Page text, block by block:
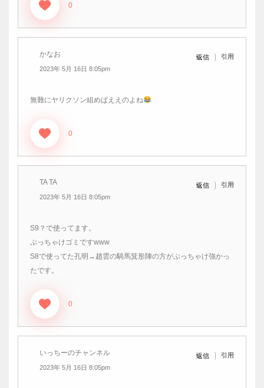
0
かなお
2023年 5月 16日 8:05pm
返信 引用
無難にヤリクソン組めばええのよね
0
TA TA
2023年 5月 16日 8:05pm
返信 引用
S9？で使ってます。
ぶっちゃけゴミですwww
S8で使ってた孔明→趙雲の騎馬箕形陣の方がぶっちゃけ強かっ
たです。
0
いっちーのチャンネル
2023年 5月 16日 8:05pm
返信 引用